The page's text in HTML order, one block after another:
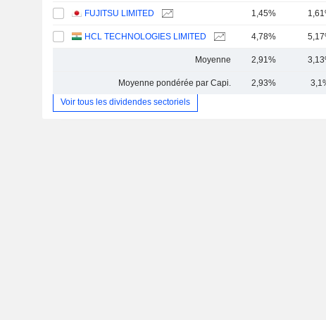
FUJITSU LIMITED 1,45%
HCL TECHNOLOGIES LIMITED 4,78%
Moyenne 2,91%
Moyenne pondérée par Capi. 2,93%
Voir tous les dividendes sectoriels